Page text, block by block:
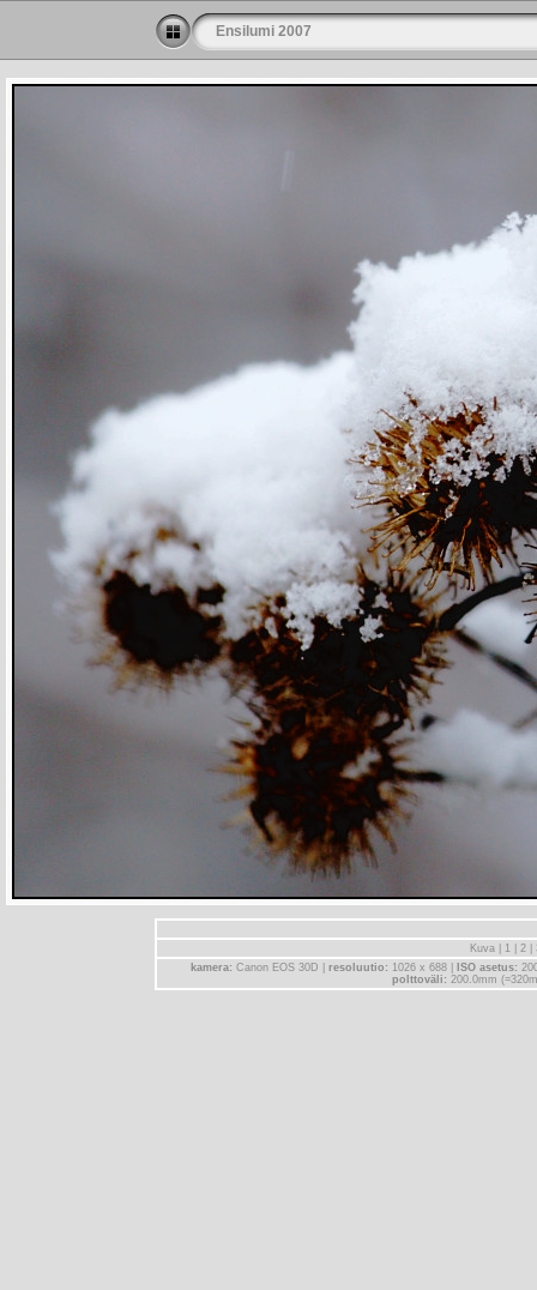
Ensilumi 2007
Kuva | 1 2
kamera: Canon EOS 30D | resoluutio: 1026 x 688 | ISO asetus:
polttoväli: 200.0mm